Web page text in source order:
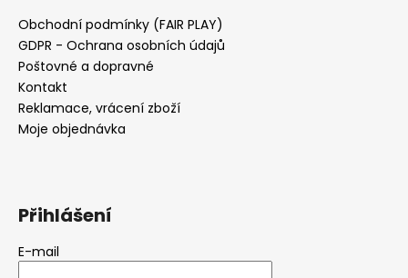
Obchodní podmínky (FAIR PLAY)
GDPR - Ochrana osobních údajů
Poštovné a dopravné
Kontakt
Reklamace, vrácení zboží
Moje objednávka
Přihlášení
E-mail